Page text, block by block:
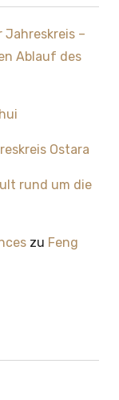
Jahreskreis –
Ablauf des
Ostara
rund um die
zu Feng